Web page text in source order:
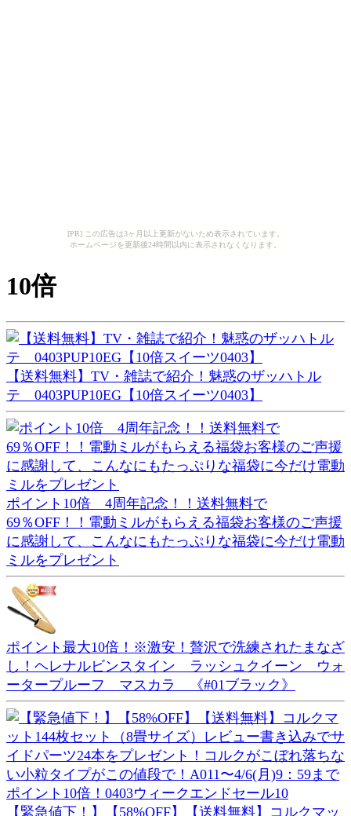
[PR] この広告は3ヶ月以上更新がないため表示されています。
ホームページを更新後24時間以内に表示されなくなります。
10倍
【送料無料】TV・雑誌で紹介！魅惑のザッハトル
テ 0403PUP10EG【10倍スイーツ0403】
ポイント10倍 4周年記念！！送料無料で
69％OFF！！電動ミルがもらえる福袋お客様のご声援
に感謝して、こんなにもたっぷりな福袋に今だけ電動
ミルをプレゼント
ポイント最大10倍！※激安！贅沢で洗練されたまなざ
し！ヘレナルビンスタイン ラッシュクイーン ウォ
ータープルーフ マスカラ 《#01ブラック》
【緊急値下！】【58%OFF】【送料無料】コルクマッ